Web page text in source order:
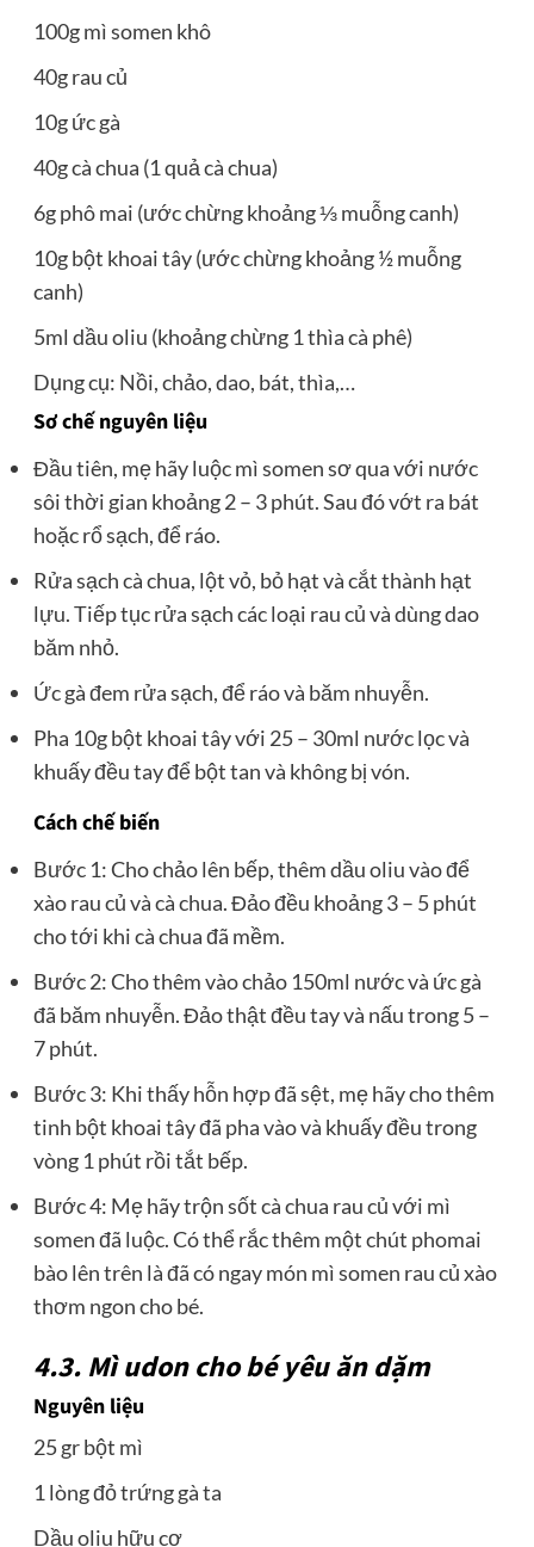
100g mì somen khô
40g rau củ
10g ức gà
40g cà chua (1 quả cà chua)
6g phô mai (ước chừng khoảng ⅓ muỗng canh)
10g bột khoai tây (ước chừng khoảng ½ muỗng
canh)
5ml dầu oliu (khoảng chừng 1 thìa cà phê)
Dụng cụ: Nồi, chảo, dao, bát, thìa,…
Sơ chế nguyên liệu
Đầu tiên, mẹ hãy luộc mì somen sơ qua với nước
sôi thời gian khoảng 2 – 3 phút. Sau đó vớt ra bát
hoặc rổ sạch, để ráo.
Rửa sạch cà chua, lột vỏ, bỏ hạt và cắt thành hạt
lựu. Tiếp tục rửa sạch các loại rau củ và dùng dao
băm nhỏ.
Ức gà đem rửa sạch, để ráo và băm nhuyễn.
Pha 10g bột khoai tây với 25 – 30ml nước lọc và
khuấy đều tay để bột tan và không bị vón.
Cách chế biến
Bước 1: Cho chảo lên bếp, thêm dầu oliu vào để
xào rau củ và cà chua. Đảo đều khoảng 3 – 5 phút
cho tới khi cà chua đã mềm.
Bước 2: Cho thêm vào chảo 150ml nước và ức gà
đã băm nhuyễn. Đảo thật đều tay và nấu trong 5 –
7 phút.
Bước 3: Khi thấy hỗn hợp đã sệt, mẹ hãy cho thêm
tinh bột khoai tây đã pha vào và khuấy đều trong
vòng 1 phút rồi tắt bếp.
Bước 4: Mẹ hãy trộn sốt cà chua rau củ với mì
somen đã luộc. Có thể rắc thêm một chút phomai
bào lên trên là đã có ngay món mì somen rau củ xào
thơm ngon cho bé.
4.3. Mì udon cho bé yêu ăn dặm
Nguyên liệu
25 gr bột mì
1 lòng đỏ trứng gà ta
Dầu oliu hữu cơ